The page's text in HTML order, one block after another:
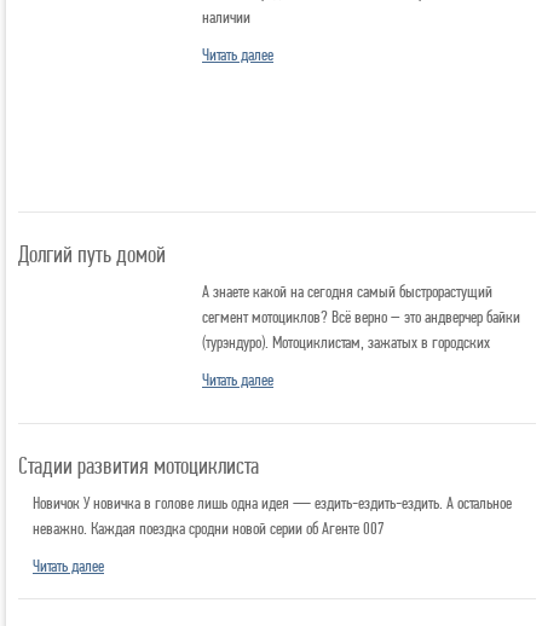
наличии
Читать далее
Долгий путь домой
А знаете какой на сегодня самый быстрорастущий
сегмент мотоциклов? Всё верно – это андверчер байки
(турэндуро). Мотоциклистам, зажатых в городских
Читать далее
Стадии развития мотоциклиста
Новичок У новичка в голове лишь одна идея — ездить-ездить-ездить. А остальное
неважно. Каждая поездка сродни новой серии об Агенте 007
Читать далее